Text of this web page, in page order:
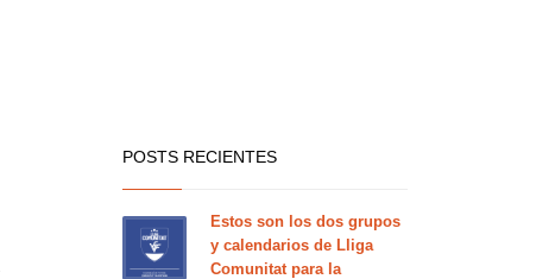
POSTS RECIENTES
Estos son los dos grupos
y calendarios de Lliga
Comunitat para la